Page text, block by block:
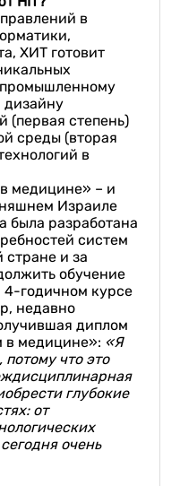
в
ХИТ готовит
дизайну
(первая степень)
среды (вторая
в
медицине» – и
Израиле
была разработана
систем
и за
обучение
4-годичном курсе
недавно
диплом
в медицине»: «Я
что это
глубокие
от
очень